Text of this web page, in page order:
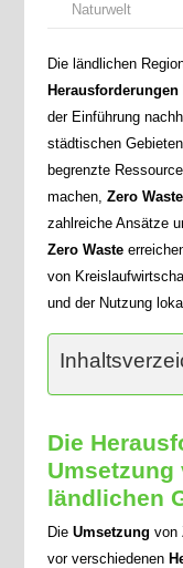
Naturwelt
Die ländlichen
Herausforderungen
der Einführung
städtischen
begrenzte
machen, Zero Waste
zahlreiche Ansätze
Zero Waste
von
und der Nutzung
Die
Umsetzung
ländlichen
Die Umsetzung von
vor verschiedenen